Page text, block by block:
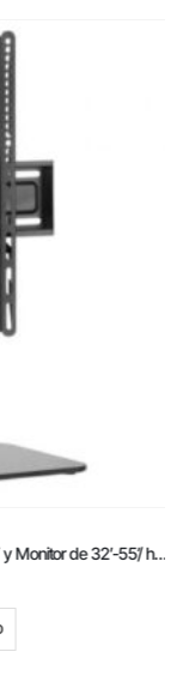
Soporte de Mesa Giratorio DT55S-217 para TV y Monitor de 32′-55’/ hasta 40 kg